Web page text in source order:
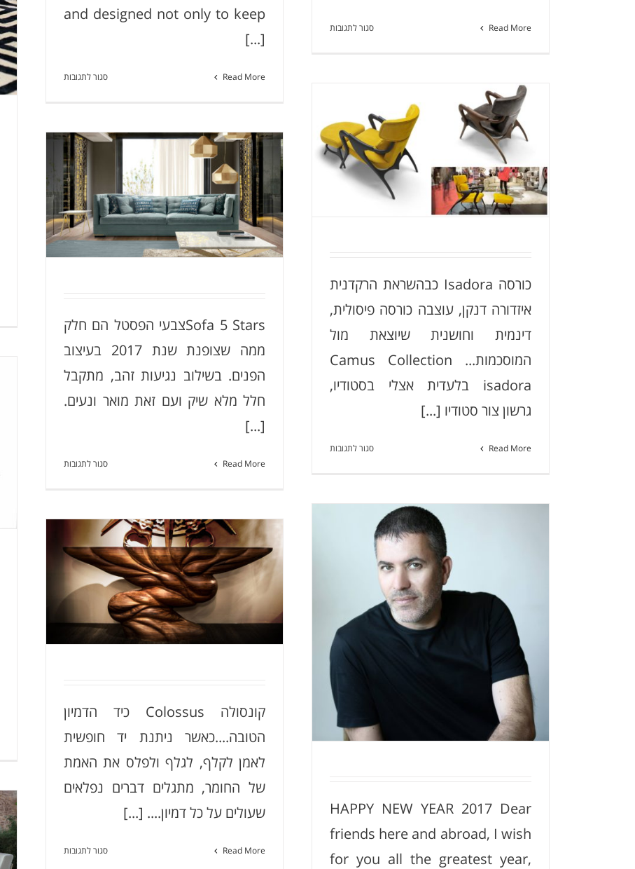
Read More סגור לתגובותעל
and designed not only to keep
[...]
Read More סגור לתגובות
luxury
safe
מערכת ישיבה Isadora
כורסה Isadora כבהשראת הרקדנית
איזדורה דנקן, עוצבה כורסה פיסולית,
דינמית וחושנית שיוצאת מול
המוסכמות... Camus Collection
isadora בלעדית אצלי בסטודיו,
גרשון צור סטודיו [...]
Read More סגור לתגובות
Sofa 5 Starsצבעי הפסטל הם חלק
ממה שצופנת שנת 2017 בעיצוב
הפנים. בשילוב נגיעות זהב, מתקבל
חלל מלא שיק ועם זאת מואר ונעים.
[...]
Read More סגור לתגובות
Greetings 2017
HAPPY NEW YEAR 2017 Dear
friends here and abroad, I wish
for you all the greatest year,
קונסולה Colossus כיד הדמיון
הטובה....כאשר ניתנת יד חופשית
לאמן לקלף, לגלף ולפלס את האמת
של החומר, מתגלים דברים נפלאים
שעולים על כל דמיון.... [...]
Read More סגור לתגובות